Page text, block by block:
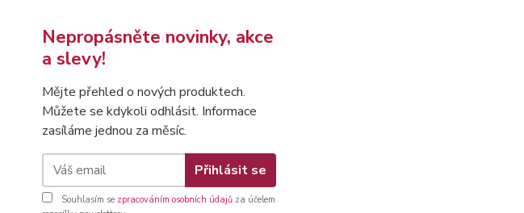
Nepropásněte novinky, akce
a slevy!
Mějte přehled o nových produktech.
Můžete se kdykoli odhlásit. Informace
zasíláme jednou za měsíc.
Přihlásit se
Souhlasím se zpracováním osobních údajů za účelem